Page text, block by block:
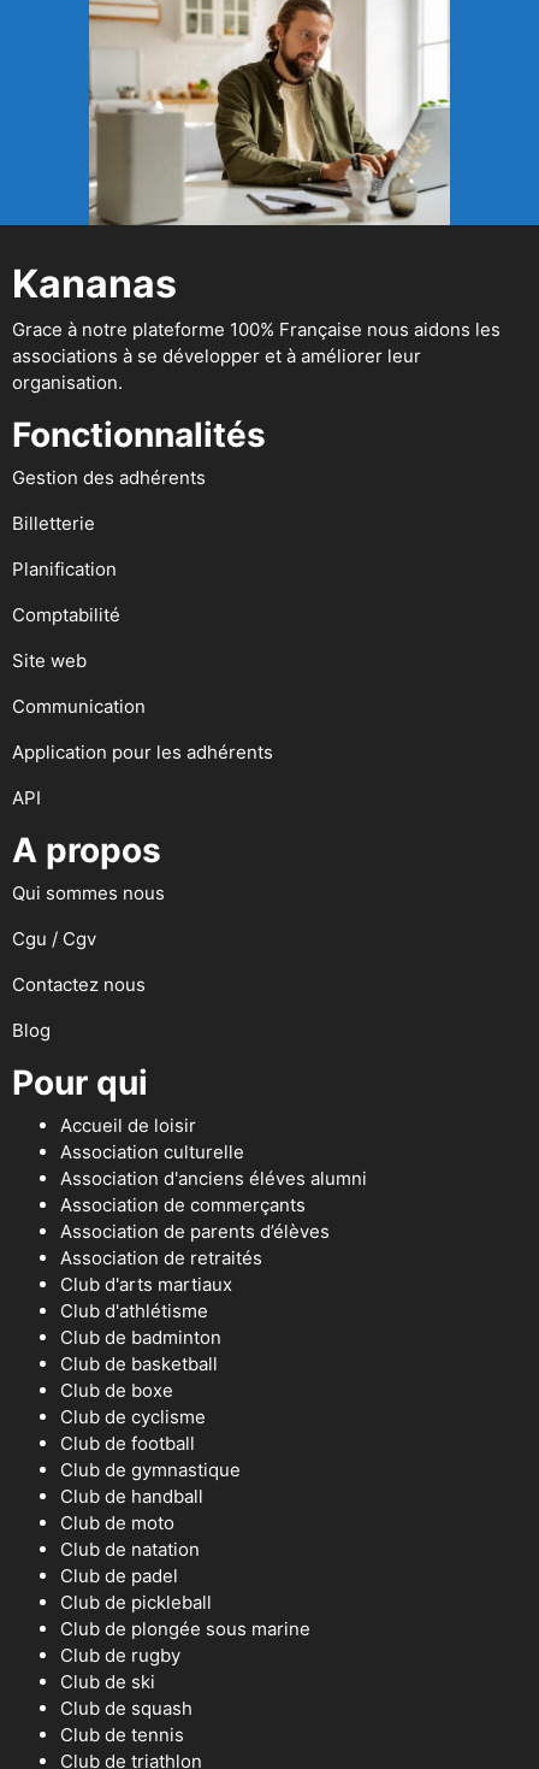
Kananas
Grace à notre plateforme 100% Française nous aidons les
associations à se développer et à améliorer leur
organisation.
Fonctionnalités
Gestion des adhérents
Billetterie
Planification
Comptabilité
Site web
Communication
Application pour les adhérents
API
A propos
Qui sommes nous
Cgu / Cgv
Contactez nous
Blog
Pour qui
Accueil de loisir
Association culturelle
Association d'anciens éléves alumni
Association de commerçants
Association de parents d’élèves
Association de retraités
Club d'arts martiaux
Club d'athlétisme
Club de badminton
Club de basketball
Club de boxe
Club de cyclisme
Club de football
Club de gymnastique
Club de handball
Club de moto
Club de natation
Club de padel
Club de pickleball
Club de plongée sous marine
Club de rugby
Club de ski
Club de squash
Club de tennis
Club de triathlon